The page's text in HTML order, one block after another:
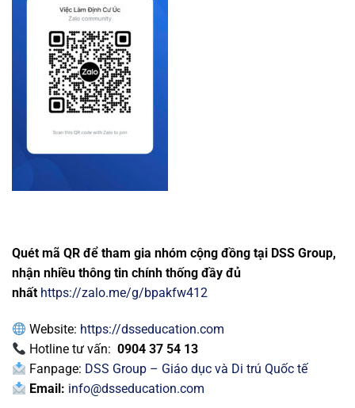
Quét mã QR để tham gia nhóm cộng đồng tại DSS Group,
nhận nhiều thông tin chính thống đầy đủ
nhất https://zalo.me/g/bpakfw412
Website: https://dsseducation.com
Hotline tư vấn:0904 37 54 13
Fanpage: DSS Group – Giáo dục và Di trú Quốc tế
Email: info@dsseducation.com